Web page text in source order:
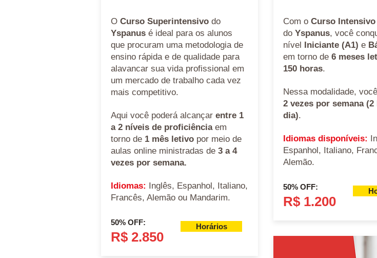
O Curso Superintensivo do
Yspanus é ideal para os alunos
que procuram uma metodologia de
ensino rápida e de qualidade para
alavancar sua vida profissional em
um mercado de trabalho cada vez
mais competitivo.
Aqui você poderá alcançar entre 1
a 2 níveis de proficiênciaem
torno de 1 mês letivo por meio de
aulas online ministradas de 3 a 4
vezes por semana.
Idiomas: Inglês, Espanhol, Italiano,
Francês, Alemão ou Mandarim.
50% OFF:
R$ 2.850
Horários
Com o Curso Intensivo
do Yspanus, você
nível Iniciante (A1) e
em torno de 6 meses
150 horas.
Nessa modalidade,
2 vezes por semana
dia).
Idiomas disponíveis:
Espanhol, Italiano,
Alemão.
50% OFF:
R$ 1.200